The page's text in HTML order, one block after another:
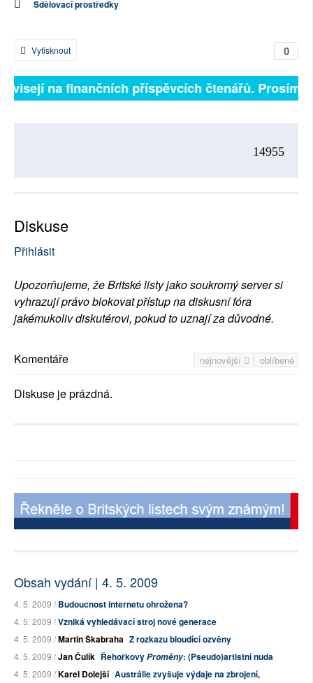
Sdělovací prostředky
0
Vytisknout
na finančních příspěvcích čtenářů. Prosíme,
14955
Diskuse
Přihlásit
Upozorňujeme, že Britské listy jako soukromý server si
vyhrazují právo blokovat přístup na diskusní fóra
jakémukoliv diskutérovi, pokud to uznají za důvodné.
nejnovější oblíbené
Komentáře
Diskuse je prázdná.
Obsah vydání | 4. 5. 2009
4. 5. 2009 /Budoucnost internetu ohrožena?
4. 5. 2009 /Vzniká vyhledávací stroj nové generace
4. 5. 2009 /Martin Škabraha Z rozkazu bloudící ozvěny
4. 5. 2009 /Jan Čulík ŘehořkovyProměny: (Pseudo)artistní nuda
4. 5. 2009 /Karel Dolejší Austrálie zvyšuje výdaje na zbrojení,